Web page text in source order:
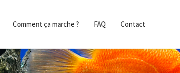
Comment ça marche ? FAQ Contact